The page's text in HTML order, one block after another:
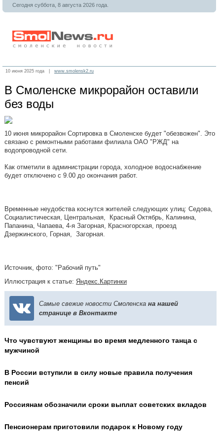
Сегодня суббота, 8 августа 2026 года.
10 июня 2025 года | www.smolensk2.ru
В Смоленске микрорайон оставили
без воды
10 июня микрорайон Сортировка в Смоленске будет "обезвожен". Это
связано с ремонтными работами филиала ОАО "РЖД" на
водопроводной сети.
Как отметили в администрации города, холодное водоснабжение
будет отключено с 9.00 до окончания работ.
Временные неудобства коснутся жителей следующих улиц: Седова,
Социалистическая, Центральная, Красный Октябрь, Калинина,
Папанина, Чапаева, 4-я Загорная, Красногорская, проезд
Дзержинского, Горная, Загорная.
Источник, фото: "Рабочий путь"
Иллюстрация к статье: Яндекс.Картинки
Самые свежие новости Смоленска на нашей
странице в Вконтакте
Что чувствуют женщины во время медленного танца с
мужчиной
В России вступили в силу новые правила получения
пенсий
Россиянам обозначили сроки выплат советских вкладов
Пенсионерам приготовили подарок к Новому году